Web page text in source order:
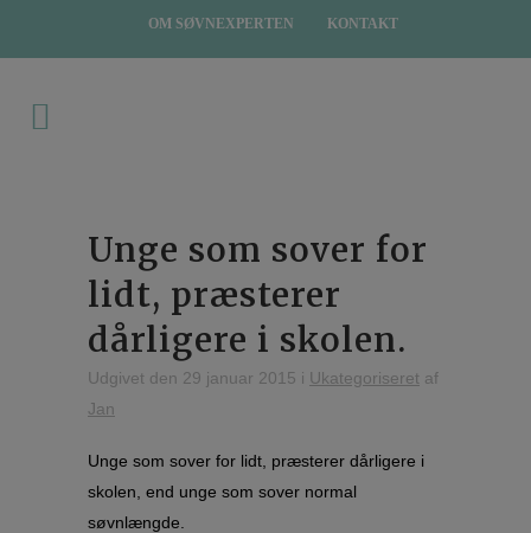
OM SØVNEXPERTEN KONTAKT
Unge som sover for
lidt, præsterer
dårligere i skolen.
Udgivet den 29 januar 2015 i Ukategoriseret af
Jan
Unge som sover for lidt, præsterer dårligere i
skolen, end unge som sover normal
søvnlængde.